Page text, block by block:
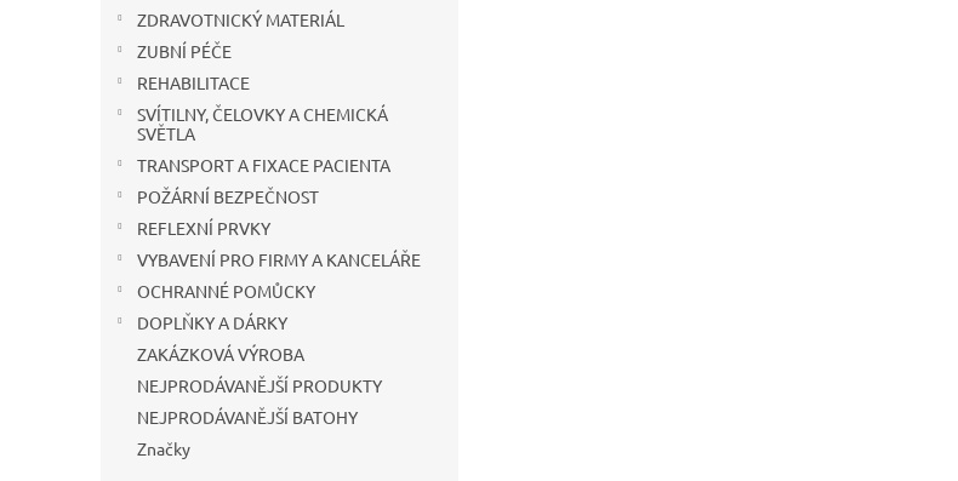
ZDRAVOTNICKÝ MATERIÁL
ZUBNÍ PÉČE
REHABILITACE
SVÍTILNY, ČELOVKY A CHEMICKÁ
SVĚTLA
TRANSPORT A FIXACE PACIENTA
POŽÁRNÍ BEZPEČNOST
REFLEXNÍ PRVKY
VYBAVENÍ PRO FIRMY A KANCELÁŘE
OCHRANNÉ POMŮCKY
DOPLŇKY A DÁRKY
ZAKÁZKOVÁ VÝROBA
NEJPRODÁVANĚJŠÍ PRODUKTY
NEJPRODÁVANĚJŠÍ BATOHY
Značky